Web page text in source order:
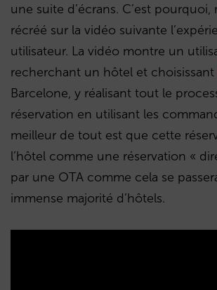
une suite d’écrans. C’est pourquoi,
récréé sur la vidéo suivante
utilisateur. La vidéo montre un
recherchant un hôtel et choisissant
Barcelone, y réalisant tout le
réservation en utilisant les
meilleur de tout est que cette
l’hôtel comme une réservation «
par une OTA comme cela se
immense majorité d’hôtels.